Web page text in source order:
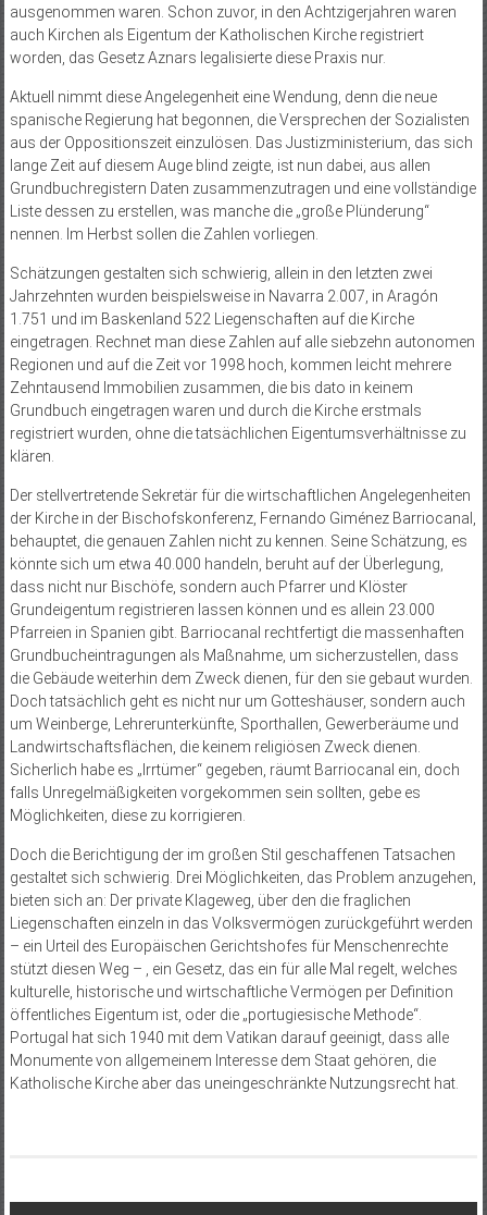
ausgenommen waren. Schon zuvor, in den Achtzigerjahren waren
auch Kirchen als Eigentum der Katholischen Kirche registriert
worden, das Gesetz Aznars legalisierte diese Praxis nur.
Aktuell nimmt diese Angelegenheit eine Wendung, denn die neue
spanische Regierung hat begonnen, die Versprechen der Sozialisten
aus der Oppositionszeit einzulösen. Das Justizministerium, das sich
lange Zeit auf diesem Auge blind zeigte, ist nun dabei, aus allen
Grundbuchregistern Daten zusammenzutragen und eine vollständige
Liste dessen zu erstellen, was manche die „große Plünderung“
nennen. Im Herbst sollen die Zahlen vorliegen.
Schätzungen gestalten sich schwierig, allein in den letzten zwei
Jahrzehnten wurden beispielsweise in Navarra 2.007, in Aragón
1.751 und im Baskenland 522 Liegenschaften auf die Kirche
eingetragen. Rechnet man diese Zahlen auf alle siebzehn autonomen
Regionen und auf die Zeit vor 1998 hoch, kommen leicht mehrere
Zehntausend Immobilien zusammen, die bis dato in keinem
Grundbuch eingetragen waren und durch die Kirche erstmals
registriert wurden, ohne die tatsächlichen Eigentumsverhältnisse zu
klären.
Der stellvertretende Sekretär für die wirtschaftlichen Angelegenheiten
der Kirche in der Bischofskonferenz, Fernando Giménez Barriocanal,
behauptet, die genauen Zahlen nicht zu kennen. Seine Schätzung, es
könnte sich um etwa 40.000 handeln, beruht auf der Überlegung,
dass nicht nur Bischöfe, sondern auch Pfarrer und Klöster
Grundeigentum registrieren lassen können und es allein 23.000
Pfarreien in Spanien gibt. Barriocanal rechtfertigt die massenhaften
Grundbucheintragungen als Maßnahme, um sicherzustellen, dass
die Gebäude weiterhin dem Zweck dienen, für den sie gebaut wurden.
Doch tatsächlich geht es nicht nur um Gotteshäuser, sondern auch
um Weinberge, Lehrerunterkünfte, Sporthallen, Gewerberäume und
Landwirtschaftsflächen, die keinem religiösen Zweck dienen.
Sicherlich habe es „Irrtümer“ gegeben, räumt Barriocanal ein, doch
falls Unregelmäßigkeiten vorgekommen sein sollten, gebe es
Möglichkeiten, diese zu korrigieren.
Doch die Berichtigung der im großen Stil geschaffenen Tatsachen
gestaltet sich schwierig. Drei Möglichkeiten, das Problem anzugehen,
bieten sich an: Der private Klageweg, über den die fraglichen
Liegenschaften einzeln in das Volksvermögen zurückgeführt werden
– ein Urteil des Europäischen Gerichtshofes für Menschenrechte
stützt diesen Weg – , ein Gesetz, das ein für alle Mal regelt, welches
kulturelle, historische und wirtschaftliche Vermögen per Definition
öffentliches Eigentum ist, oder die „portugiesische Methode“.
Portugal hat sich 1940 mit dem Vatikan darauf geeinigt, dass alle
Monumente von allgemeinem Interesse dem Staat gehören, die
Katholische Kirche aber das uneingeschränkte Nutzungsrecht hat.